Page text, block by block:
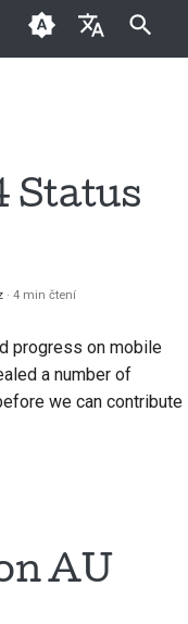
Español
فارسی
Polski
requestu
funkce
Status
4 min čtení
progress on mobile
a number of
we can contribute
AU